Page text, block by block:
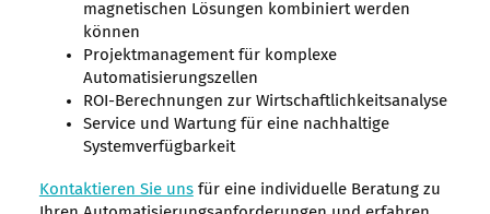
magnetischen Lösungen kombiniert werden
können
Projektmanagement für komplexe
Automatisierungszellen
ROI-Berechnungen zur Wirtschaftlichkeitsanalyse
Service und Wartung für eine nachhaltige
Systemverfügbarkeit
Kontaktieren Sie unsfür eine individuelle Beratung zu